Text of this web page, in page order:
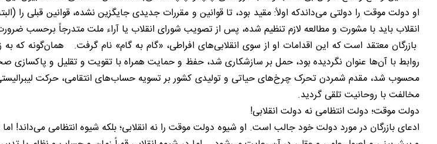
او دولت موقت را دولتی می‌داندکه اولاً: مقید بود، تا قوانین و مقررات جدیدی جایگزین نشده، قوانین قبلی را
انقلاب باید با مشورت و مطالعه لازم تنظیم شده، پس از تصویب شورای انقلاب یا آراء ملت متدرجاً برحسب
بازرگان معتقد است که این اقدامات او از سوی انقلابی‌های افراطی، «گام به گام» نام گرفت. همان‌گونه
روابط با آن‌ها عنوان نگردیده بود، حمل بر سازشکاری شد، حفظ و حمایت همراه با تقویت و تقلیل و
محسوب شد، مقدم شمردن تحرک چرخ‌های حیاتی و تولیدی کشور بر تسویه حساب‌های انتقامی، حرکت
مخالفت با روحانیت تلقی گردید.
دولت موقت؛ دولت انتظامی نه دولت انقلابی!
ادعای بازرگان در مورد دولت خود جالب است. او شیوه دولت موقت را نه انقلابی؛ بلکه شیوه انتظامی